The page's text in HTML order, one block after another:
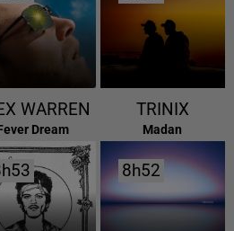
WARREN
Dream
TRINIX
Madan
8h52
8h52